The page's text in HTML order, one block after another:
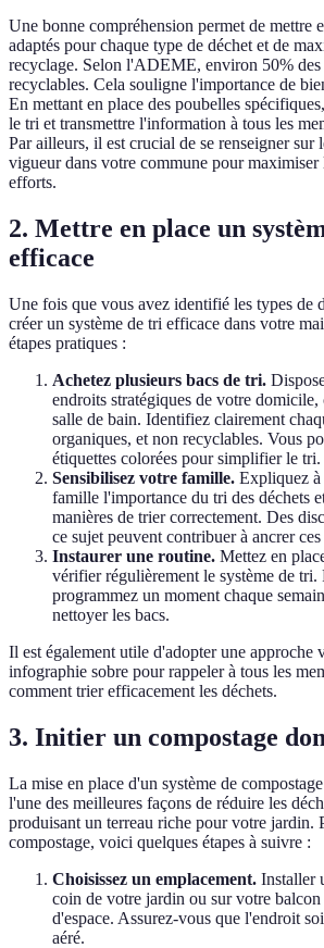
Une bonne compréhension permet de mettre
adaptés pour chaque type de déchet et de
recyclage. Selon l'ADEME, environ 50% des
recyclables. Cela souligne l'importance de
En mettant en place des poubelles
le tri et transmettre l'information à tous les
Par ailleurs, il est crucial de se renseigner sur
vigueur dans votre commune pour
efforts.
2. Mettre en place un
efficace
Une fois que vous avez identifié les types de
créer un système de tri efficace dans votre
étapes pratiques :
Achetez plusieurs bacs de tri.
endroits stratégiques de votre
salle de bain. Identifiez clairement
organiques, et non recyclables. Vous
étiquettes colorées pour simplifier le tri.
Sensibilisez votre famille. Expliquez à
famille l'importance du tri des déchets
manières de trier correctement. Des
ce sujet peuvent contribuer à ancrer
Instaurer une routine. Mettez en
vérifier régulièrement le système de tri.
programmez un moment chaque
nettoyer les bacs.
Il est également utile d'adopter une approche
infographie sobre pour rappeler à tous les
comment trier efficacement les déchets.
3. Initier un compostage
La mise en place d'un système de
l'une des meilleures façons de réduire les
produisant un terreau riche pour votre jardin.
compostage, voici quelques étapes à suivre :
Choisissez un emplacement. Installer
coin de votre jardin ou sur votre
d'espace. Assurez-vous que l'endroit
aéré.